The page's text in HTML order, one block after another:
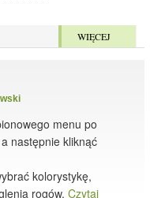
WIĘCEJ
menu po
następnie kliknąć
kolorystykę,
rogów.Czytaj